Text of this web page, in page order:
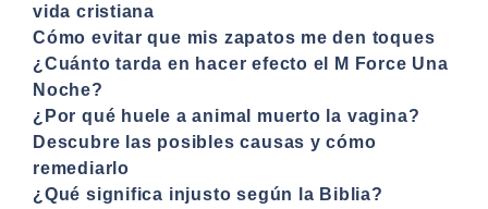
vida cristiana
Cómo evitar que mis zapatos me den toques
¿Cuánto tarda en hacer efecto el M Force Una
Noche?
¿Por qué huele a animal muerto la vagina?
Descubre las posibles causas y cómo
remediarlo
¿Qué significa injusto según la Biblia?